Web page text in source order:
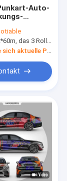
Auto-
das 3 Rollen 1.52*20m bedeutet